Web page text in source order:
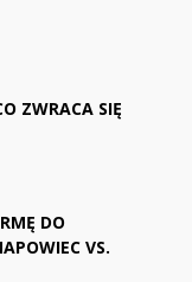
ZWRACA SIĘ
DO
VS.